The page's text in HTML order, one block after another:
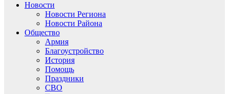
Новости
Новости Региона
Новости Района
Общество
Армия
Благоустройство
История
Помощь
Праздники
СВО